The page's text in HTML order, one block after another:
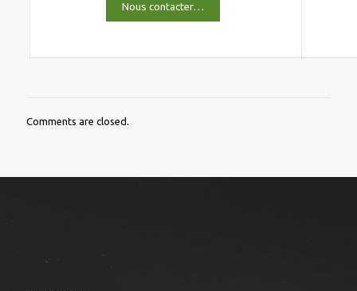
Nous contacter…
Comments are closed.